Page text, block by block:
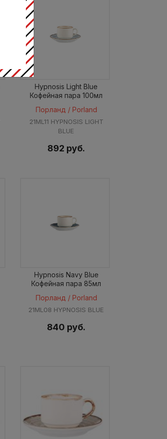
Hypnosis Light Blue
Кофейная пара 100мл
Порланд / Porland
21ML11 HYPNOSIS LIGHT
BLUE
892 руб.
Hypnosis Navy Blue
Кофейная пара 85мл
Порланд / Porland
21ML08 HYPNOSIS BLUE
840 руб.